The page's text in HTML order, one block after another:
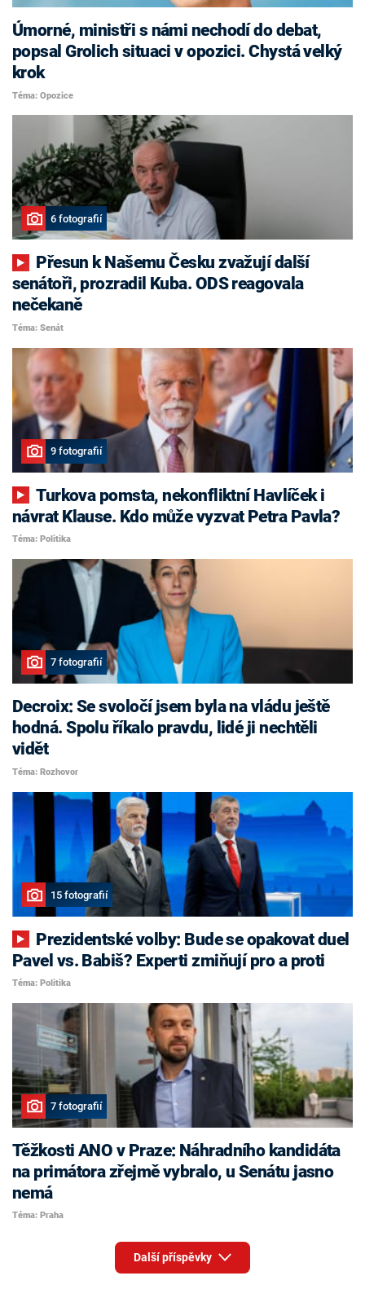
Úmorné, ministři s námi nechodí do debat,
popsal Grolich situaci v opozici. Chystá velký
krok
Téma: Opozice
6 fotografií
senátoři, prozradil Kuba. ODS reagovala
nečekaně
Téma: Senát
9 fotografií
Turkova pomsta, nekonfliktní Havlíček i
návrat Klause. Kdo může vyzvat Petra Pavla?
Téma: Politika
7 fotografií
Decroix: Se svoločí jsem byla na vládu ještě
hodná. Spolu říkalo pravdu, lidé ji nechtěli
vidět
Téma: Rozhovor
15 fotografií
Pavel vs. Babiš? Experti zmiňují pro a proti
Téma: Politika
7 fotografií
Těžkosti ANO v Praze: Náhradního kandidáta
na primátora zřejmě vybralo, u Senátu jasno
nemá
Téma: Praha
Další příspěvky